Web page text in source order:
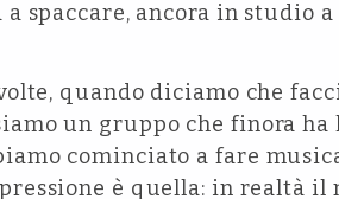
a spaccare, ancora in studio
quando diciamo che
un gruppo che finora
cominciato a fare
è quella: in realtà